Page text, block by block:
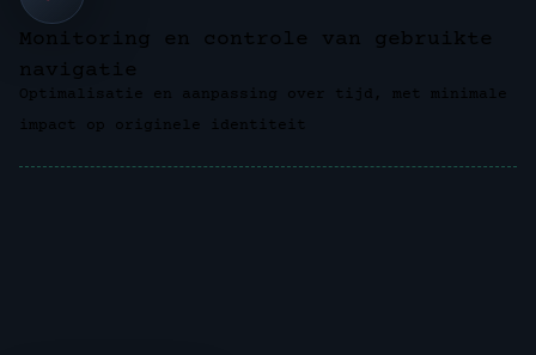
Monitoring en controle van gebruikte
navigatie
Optimalisatie en aanpassing over tijd, met minimale
impact op originele identiteit